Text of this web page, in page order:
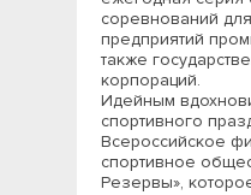
соревнований
предприятий
также
корпораций.
Идейным
спортивного
Всероссийское
спортивное
Резервы»,